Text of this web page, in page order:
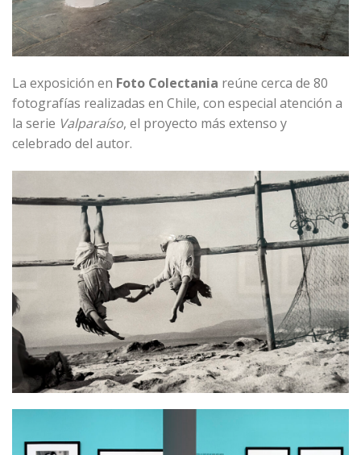
La exposición en Foto Colectania reúne cerca de 80
fotografías realizadas en Chile, con especial atención a
la serie Valparaíso, el proyecto más extenso y
celebrado del autor.